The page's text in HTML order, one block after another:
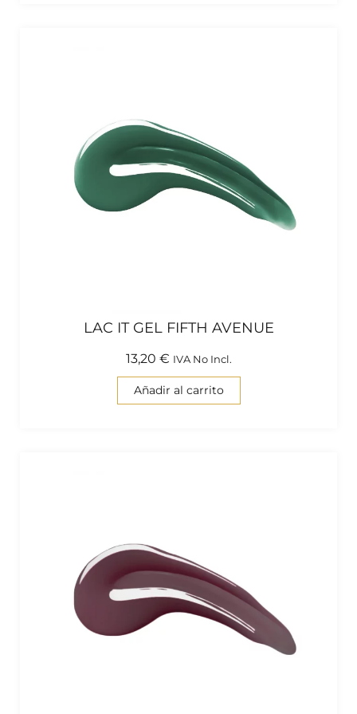
LAC IT GEL FIFTH AVENUE
13,20 € IVA No Incl.
Añadir al carrito